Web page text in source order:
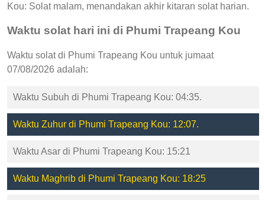
Kou: Solat malam, menandakan akhir kitaran solat harian.
Waktu solat hari ini di Phumi Trapeang Kou
Waktu solat di Phumi Trapeang Kou untuk jumaat
07/08/2026 adalah:
Waktu Subuh di Phumi Trapeang Kou: 04:35.
Waktu Zuhur di Phumi Trapeang Kou: 12:07.
Waktu Asar di Phumi Trapeang Kou: 15:21
Waktu Maghrib di Phumi Trapeang Kou: 18:25